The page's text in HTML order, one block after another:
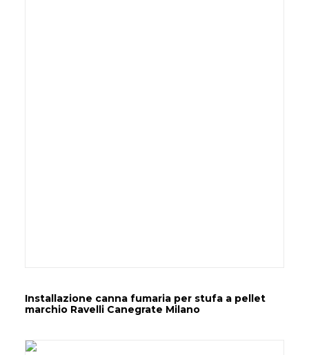
Installazione canna fumaria per stufa a pellet
marchio Ravelli Canegrate Milano